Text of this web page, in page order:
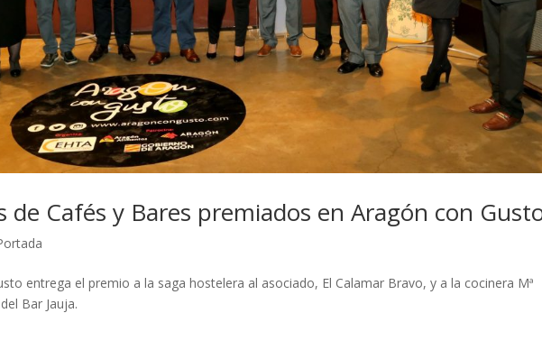
de Cafés y Bares premiados en Aragón con
entrega el premio a la saga hostelera al asociado, El Calamar Bravo, y a la cocinera Mª
Bar Jauja.